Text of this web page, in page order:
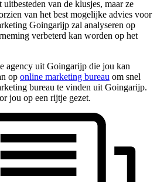
van de klusjes, maar ze
van het best mogelijke advies voor
Goingarijp zal analyseren op
verbeterd kan worden op het
agency uit Goingarijp die jou kan
op online marketing bureau om snel
bureau te vinden uit Goingarijp.
jou op een rijtje gezet.